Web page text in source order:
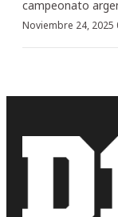
campeonato
Noviembre 24, 2025